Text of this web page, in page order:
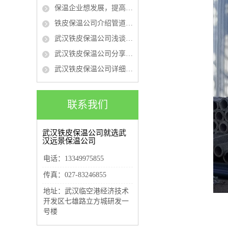
保温企业想发展，提高质量、品牌是“真理”
铁皮保温公司介绍管道保温材料有哪些
武汉铁皮保温公司浅谈管道保温隔热施工注意事项
武汉铁皮保温公司分享管道保温的时候需要注意的事项
武汉铁皮保温公司详细介绍管道保温工程施工流程
联系我们
武汉铁皮保温公司就选武
汉远景保温公司
电话：13349975855
传真：027-83246855
地址：武汉临空港经济技术
开发区七雄路立方城研发一
号楼